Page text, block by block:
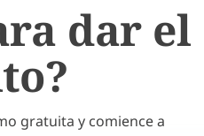
dar el
gratuita y comience a